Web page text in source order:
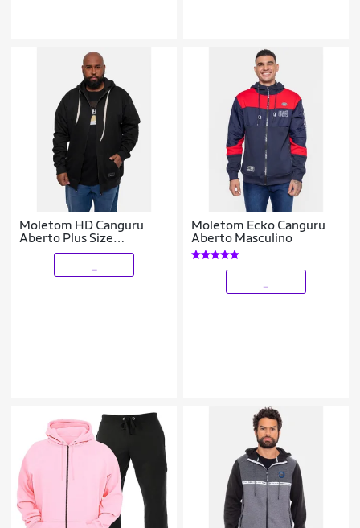
Moletom HD Canguru
Aberto Plus Size
Masculino
Moletom Ecko Canguru
Aberto Masculino